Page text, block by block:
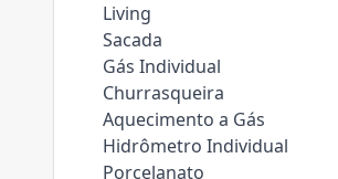
Living
Sacada
Gás Individual
Churrasqueira
Aquecimento a Gás
Hidrômetro Individual
Porcelanato